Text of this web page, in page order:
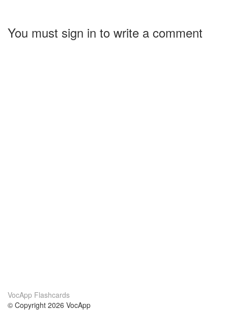
You must sign in to write a comment
VocApp Flashcards
© Copyright 2026 VocApp